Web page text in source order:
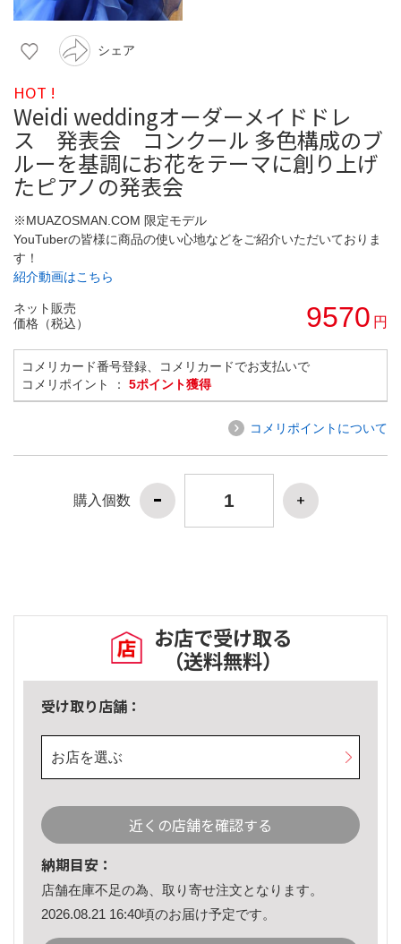
シェア
HOT !
Weidi weddingオーダーメイドドレ
ス 発表会 コンクール 多色構成のブ
ルーを基調にお花をテーマに創り上げ
たピアノの発表会
※MUAZOSMAN.COM 限定モデル
YouTuberの皆様に商品の使い心地などをご紹介いただいておりま
す！
紹介動画はこちら
ネット販売
価格（税込）
9570 円
コメリカード番号登録、コメリカードでお支払いで
コメリポイント ： 5ポイント獲得
コメリポイントについて
購入個数
お店で受け取る
（送料無料）
受け取り店舗：
お店を選ぶ
近くの店舗を確認する
納期目安：
店舗在庫不足の為、取り寄せ注文となります。
2026.08.21 16:40頃のお届け予定です。